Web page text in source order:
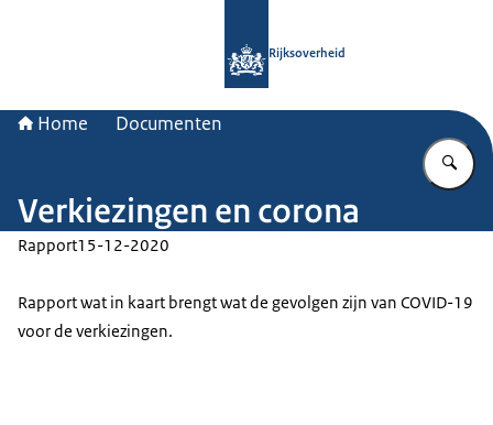
Rijksoverheid
Home Documenten
Verkiezingen en corona
Rapport15-12-2020
Rapport wat in kaart brengt wat de gevolgen zijn van COVID-19
voor de verkiezingen.